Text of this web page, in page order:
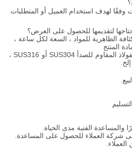
لهدف استخدام العميل أو المتطلبات
لتقديمها للحصول على العرض؟
الظاهرية للمواد ، السعة لكل ساعة ،
المنتج
(الكربون الصلب Q235A ، الفولاذ المقاوم للصدأ SUS304 أو SUS316 ،